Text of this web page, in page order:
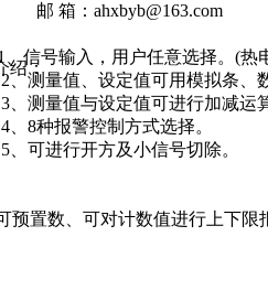
邮 箱：ahxbyb@163.com
绍：
、信号输入，用户任意选择。(
测量值、设定值可用模拟条、
3、测量值与设定值可进行加减运
4、8种报警控制方式选择。
5、可进行开方及小信号切除。
预置数、可对计数值进行上下